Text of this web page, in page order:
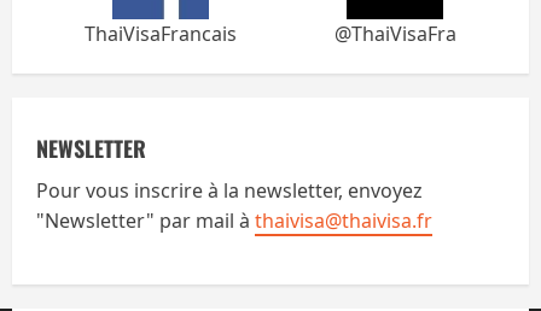
ThaiVisaFrancais @ThaiVisaFra
NEWSLETTER
Pour vous inscrire à la newsletter, envoyez
"Newsletter" par mail à thaivisa@thaivisa.fr